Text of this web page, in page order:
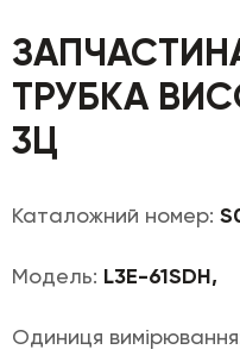
ТРУБКА
3Ц
Каталожний номер:
Модель: L3E-61SDH,
Одиниця